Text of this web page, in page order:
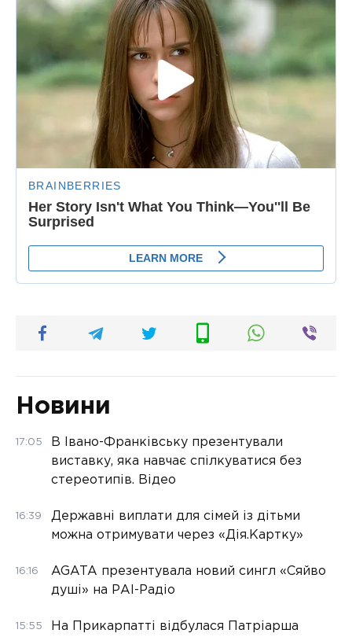
Новини
17:05
В Івано-Франківську презентували
виставку, яка навчає спілкуватися без
стереотипів. Відео
16:39
Державні виплати для сімей із дітьми
можна отримувати через «Дія.Картку»
16:16
AGATA презентувала новий сингл «Сяйво
душі» на РАІ-Радіо
15:55
На Прикарпатті відбулася Патріарша